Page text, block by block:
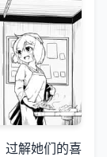
过解她们的喜